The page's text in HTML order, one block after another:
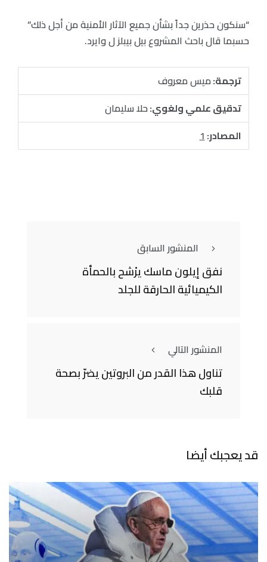
“سنكون حذرين جداً بشأن جميع الآثار الأمنية من أجل ذلك”
حسبما قال باحث المشروع بيل بيبلز ل وايرد.
ترجمة:ميس معروف
تدقيق علمي ولغوي:حلا سليمان
المصادر:1
المنشور السابق
نفق إيلون ماسك يرْشح بالحمأة
الكيميائية الحارقة للجلد
المنشور التالي
تناول هذا القدر من البروتين يضرّ بصحة
قلبك
قد يعجبك أيضا